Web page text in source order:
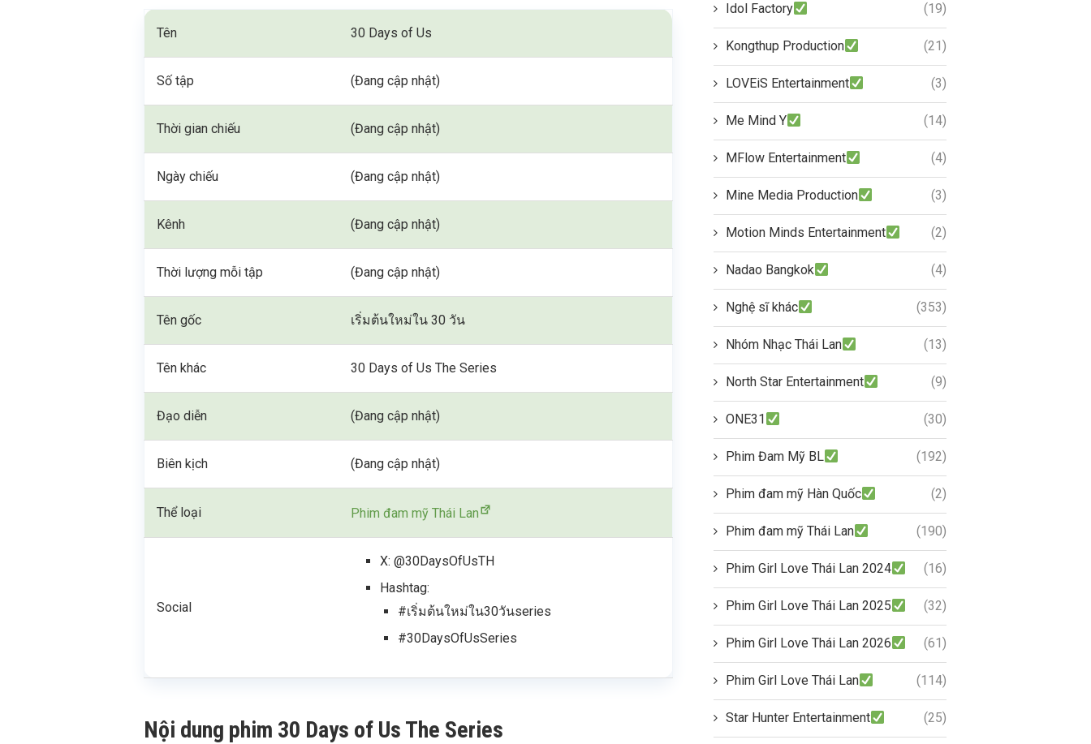
Tên 30 Days of Us
Số tập (Đang cập nhật)
Thời gian chiếu (Đang cập nhật)
Ngày chiếu (Đang cập nhật)
Kênh (Đang cập nhật)
Thời lượng mỗi tập (Đang cập nhật)
Tên gốc เริ่มต้นใหม่ใน 30 วัน
Tên khác 30 Days of Us The Series
Đạo diễn (Đang cập nhật)
Biên kịch (Đang cập nhật)
Thể loại Phim đam mỹ Thái Lan
Social
X: @30DaysOfUsTH
Hashtag:
#เริ่มต้นใหม่ใน30วันseries
#30DaysOfUsSeries
Nội dung phim 30 Days of Us The Series
Idol Factory (19)
Kongthup Production (21)
LOVEiS Entertainment (3)
Me Mind Y (14)
MFlow Entertainment (4)
Mine Media Production (3)
Motion Minds Entertainment (2)
Nadao Bangkok (4)
Nghệ sĩ khác (353)
Nhóm Nhạc Thái Lan (13)
North Star Entertainment (9)
ONE31 (30)
Phim Đam Mỹ BL (192)
Phim đam mỹ Hàn Quốc (2)
Phim đam mỹ Thái Lan (190)
Phim Girl Love Thái Lan 2024 (16)
Phim Girl Love Thái Lan 2025 (32)
Phim Girl Love Thái Lan 2026 (61)
Phim Girl Love Thái Lan (114)
Star Hunter Entertainment (25)